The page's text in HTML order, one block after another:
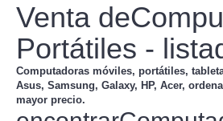
Venta
Portátiles -
Computadoras móviles, portátiles,
Asus, Samsung, Galaxy, HP, Acer,
mayor precio.